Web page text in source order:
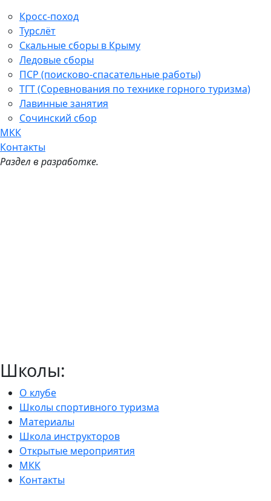
Кросс-поход
Турслёт
Скальные сборы в Крыму
Ледовые сборы
ПСР (поисково-спасательные работы)
ТГТ (Соревнования по технике горного туризма)
Лавинные занятия
Сочинский сбор
МКК
Контакты
Раздел в разработке.
Школы:
О клубе
Школы спортивного туризма
Материалы
Школа инструкторов
Открытые мероприятия
МКК
Контакты